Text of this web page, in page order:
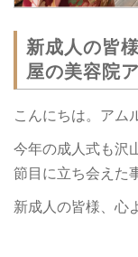
新成人の皆
屋の美容院
こんにちは。アム
今年の成人式も沢
節目に立ち会えた
新成人の皆様、心